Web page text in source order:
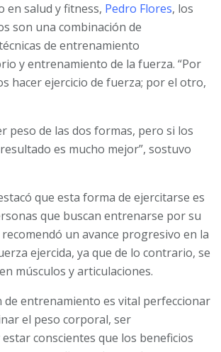
en salud y fitness, Pedro Flores, los
son una combinación de
de entrenamiento
y entrenamiento de la fuerza. “Por
hacer ejercicio de fuerza; por el otro,
peso de las dos formas, pero si los
es mucho mejor”, sostuvo
que esta forma de ejercitarse es
que buscan entrenarse por su
un avance progresivo en la
ejercida, ya que de lo contrario, se
músculos y articulaciones.
de entrenamiento es vital perfeccionar
el peso corporal, ser
conscientes que los beneficios